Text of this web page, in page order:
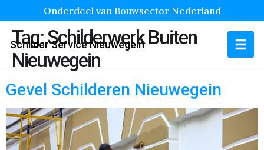
Onderdeel van Bouwsector Nederland
Schilder Service Nieuwegein
Tag:Schilderwerk Buiten
Nieuwegein
Gevel Schilderen Nieuwegein